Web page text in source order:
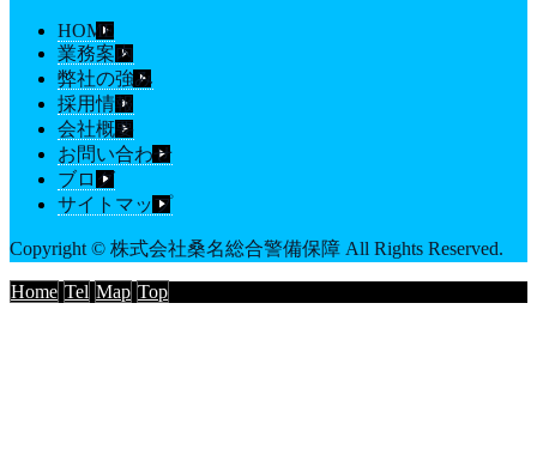
HOME
業務案内
弊社の強み
採用情報
会社概要
お問い合わせ
ブログ
サイトマップ
Copyright © 株式会社桑名総合警備保障 All Rights Reserved.
Home Tel Map Top